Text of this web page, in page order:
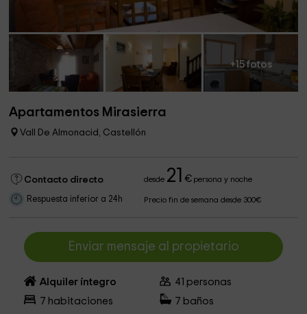
+15 fotos
Apartamentos Mirasierra
Vall De Almonacid, Castellón
Contacto directo desde 21 €persona y noche
Respuesta inferior a 24h Precio fin de semana desde 300€
Enviar mensaje al propietario
Alquiler íntegro 41
personas
7 habitaciones 7 baños